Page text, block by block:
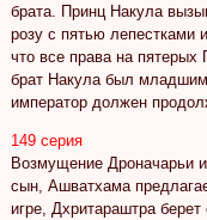
брата. Принц Накула
розу с пятью лепестками
что все права на
брат Накула был
император должен
149 серия
Возмущение Дроначарьи
сын, Ашватхама
игре, Дхритараштра